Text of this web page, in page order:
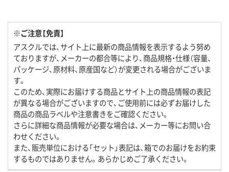
※ご注意【免責】
アスクルでは、サイト上に最新の商品情報を表示するよう努め
ておりますが、メーカーの都合等により、商品規格・仕様（容量、
パッケージ、原材料、原産国など）が変更される場合がございま
す。
このため、実際にお届けする商品とサイト上の商品情報の表記
が異なる場合がございますので、ご使用前には必ずお届けした
商品の商品ラベルや注意書きをご確認ください。
さらに詳細な商品情報が必要な場合は、メーカー等にお問い合
わせください。
また、販売単位における「セット」表記は、箱でのお届けをお約束
するものではありません。あらかじめご了承ください。